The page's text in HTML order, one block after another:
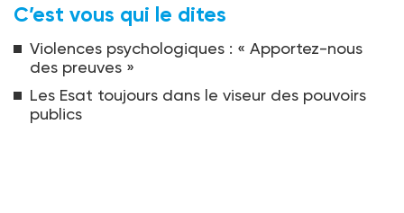
C’est vous qui le dites
Violences psychologiques : « Apportez-nous
des preuves »
Les Esat toujours dans le viseur des pouvoirs
publics